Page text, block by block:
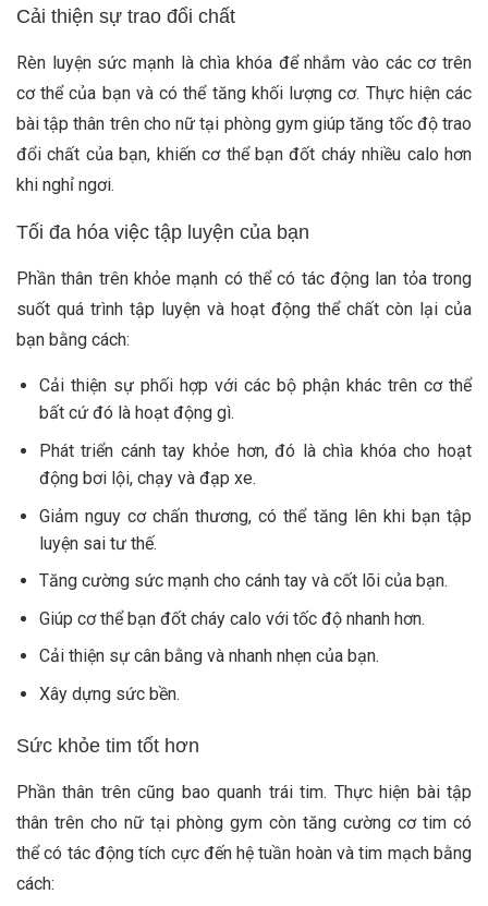
Cải thiện sự trao đổi chất
Rèn luyện sức mạnh là chìa khóa để nhắm vào các cơ trên
cơ thể của bạn và có thể tăng khối lượng cơ. Thực hiện các
bài tập thân trên cho nữ tại phòng gym giúp tăng tốc độ trao
đổi chất của bạn, khiến cơ thể bạn đốt cháy nhiều calo hơn
khi nghỉ ngơi.
Tối đa hóa việc tập luyện của bạn
Phần thân trên khỏe mạnh có thể có tác động lan tỏa trong
suốt quá trình tập luyện và hoạt động thể chất còn lại của
bạn bằng cách:
Cải thiện sự phối hợp với các bộ phận khác trên cơ thể
bất cứ đó là hoạt động gì.
Phát triển cánh tay khỏe hơn, đó là chìa khóa cho hoạt
động bơi lội, chạy và đạp xe.
Giảm nguy cơ chấn thương, có thể tăng lên khi bạn tập
luyện sai tư thế.
Tăng cường sức mạnh cho cánh tay và cốt lõi của bạn.
Giúp cơ thể bạn đốt cháy calo với tốc độ nhanh hơn.
Cải thiện sự cân bằng và nhanh nhẹn của bạn.
Xây dựng sức bền.
Sức khỏe tim tốt hơn
Phần thân trên cũng bao quanh trái tim. Thực hiện bài tập
thân trên cho nữ tại phòng gym còn tăng cường cơ tim có
thể có tác động tích cực đến hệ tuần hoàn và tim mạch bằng
cách: